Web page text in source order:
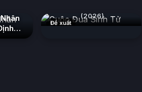
Đề xuất
(2026)